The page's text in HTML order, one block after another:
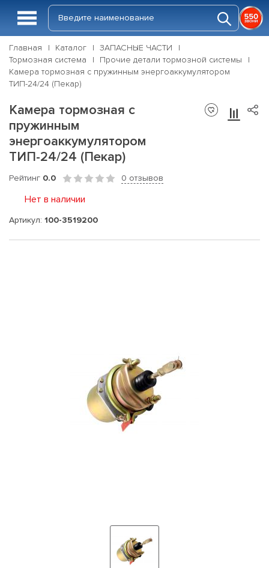
Главная Каталог
ЗАПАСНЫЕ ЧАСТИ
Тормозная система
Прочие детали тормозной системы
Камера тормозная с пружинным энергоаккумулятором
ТИП-24/24 (Пекар)
Камера тормозная с
пружинным
энергоаккумулятором
ТИП-24/24 (Пекар)
Рейтинг 0.0 0 отзывов
Нет в наличии
Артикул: 100-3519200